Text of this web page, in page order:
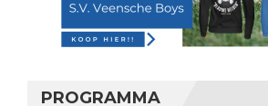
PROGRAMMA